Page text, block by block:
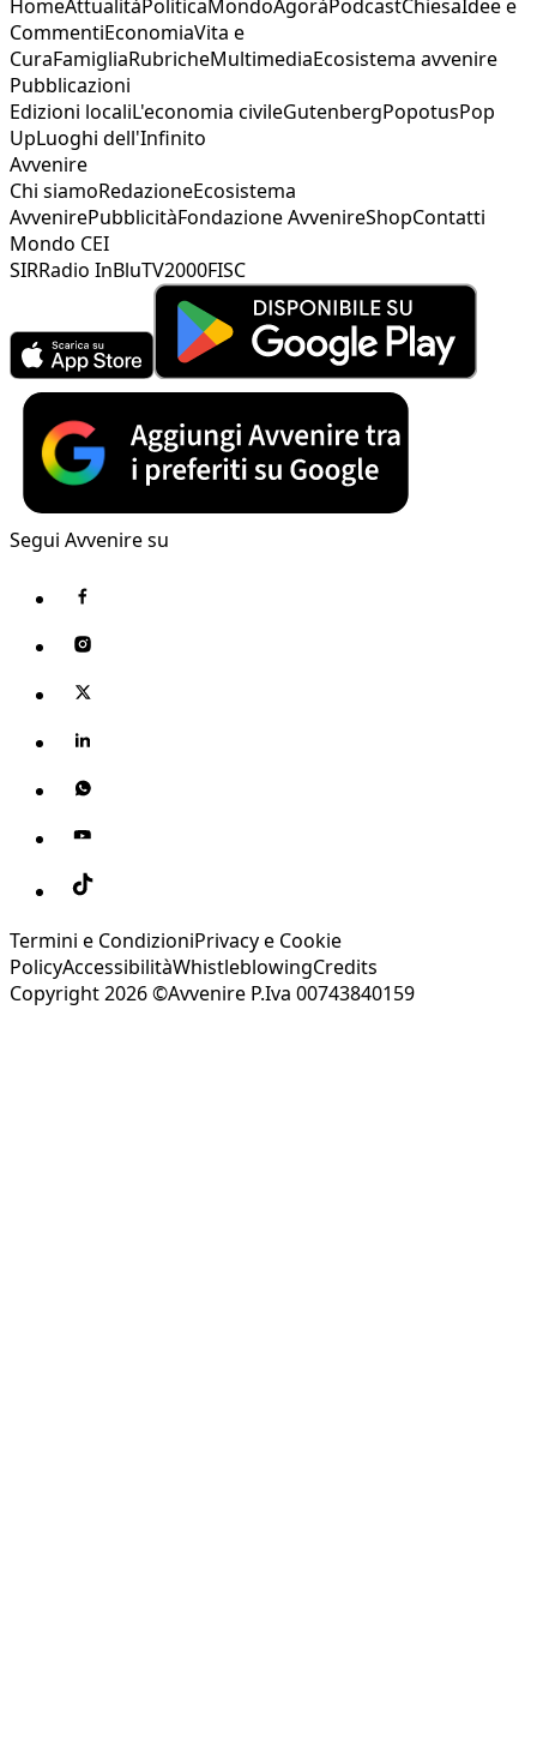
HomeAttualitàPoliticaMondoAgoràPodcastChiesaIdee e
CommentiEconomiaVita e
CuraFamigliaRubricheMultimediaEcosistema avvenire
Pubblicazioni
Edizioni localiL'economia civileGutenbergPopotusPop
UpLuoghi dell'Infinito
Avvenire
Chi siamoRedazioneEcosistema
AvvenirePubblicitàFondazione AvvenireShopContatti
Mondo CEI
SIRRadio InBluTV2000FISC
Segui Avvenire su
Termini e CondizioniPrivacy e Cookie
PolicyAccessibilitàWhistleblowingCredits
Copyright 2026 ©Avvenire P.Iva 00743840159